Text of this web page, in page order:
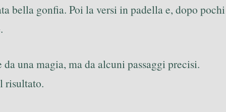
bella gonfia. Poi la versi in padella e, dopo pochi
.
da una magia, ma da alcuni passaggi precisi.
risultato.